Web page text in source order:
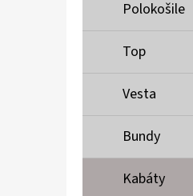
Polokošile
Top
Vesta
Bundy
Kabáty
MUSTANG PÁSEK